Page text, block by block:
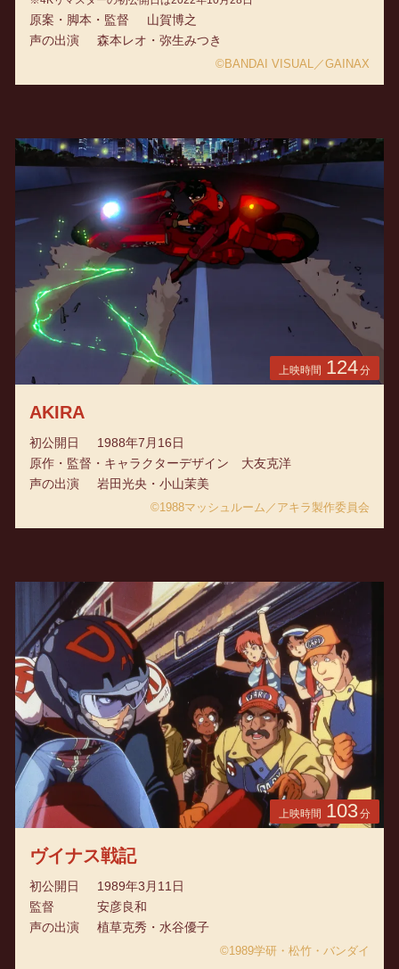
原案・脚本・監督
山賀博之
声の出演
森本レオ・弥生みつき
©BANDAI VISUAL／GAINAX
上映時間 124分
AKIRA
初公開日
1988年7月16日
原作・監督・キャラクターデザイン 大友克洋
声の出演
岩田光央・小山茉美
©1988マッシュルーム／アキラ製作委員会
上映時間 103分
ヴイナス戦記
初公開日
1989年3月11日
監督
安彦良和
声の出演
植草克秀・水谷優子
©1989学研・松竹・バンダイ